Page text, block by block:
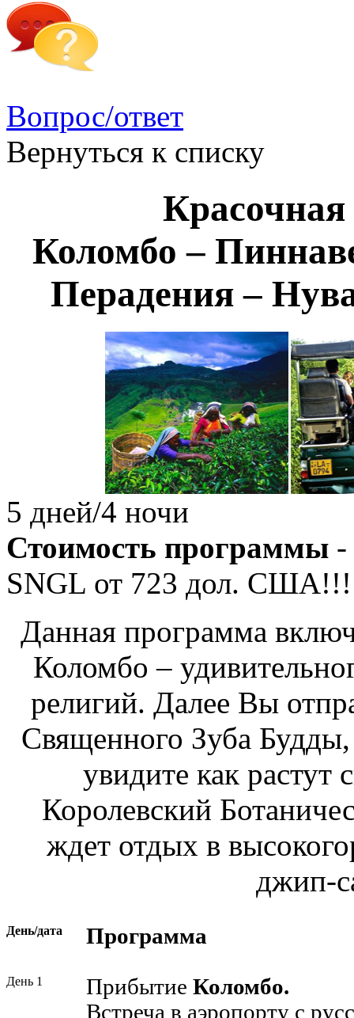
Вопрос/ответ
Вернуться к списку
Коломбо –
Перадения –
5 дней/4 ночи
Стоимость программы -
SNGL от 723 дол. США!!!
Данная программа
Коломбо –
религий. Далее Вы
Священного Зуба
увидите как растут
Королевский
ждет отдых в
джип-
День/дата Программа
День 1 Прибытие Коломбо.
Встреча в аэропорту с